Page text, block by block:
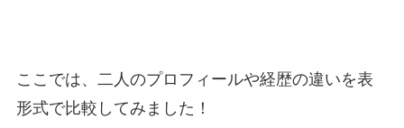
ここでは、二人のプロフィールや経歴の違いを表
形式で比較してみました！